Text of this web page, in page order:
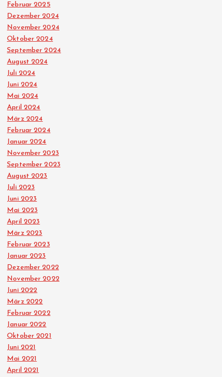
Februar 2025
Dezember 2024
November 2024
Oktober 2024
September 2024
August 2024
Juli 2024
Juni 2024
Mai 2024
April 2024
März 2024
Februar 2024
Januar 2024
November 2023
September 2023
August 2023
Juli 2023
Juni 2023
Mai 2023
April 2023
März 2023
Februar 2023
Januar 2023
Dezember 2022
November 2022
Juni 2022
März 2022
Februar 2022
Januar 2022
Oktober 2021
Juni 2021
Mai 2021
April 2021